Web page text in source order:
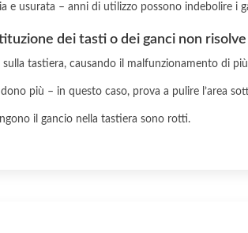
e usurata – anni di utilizzo possono indebolire i
dei tasti o dei ganci non
tastiera, causando il malfunzionamento di
più – in questo caso, prova a pulire l’area
il gancio nella tastiera sono rotti.